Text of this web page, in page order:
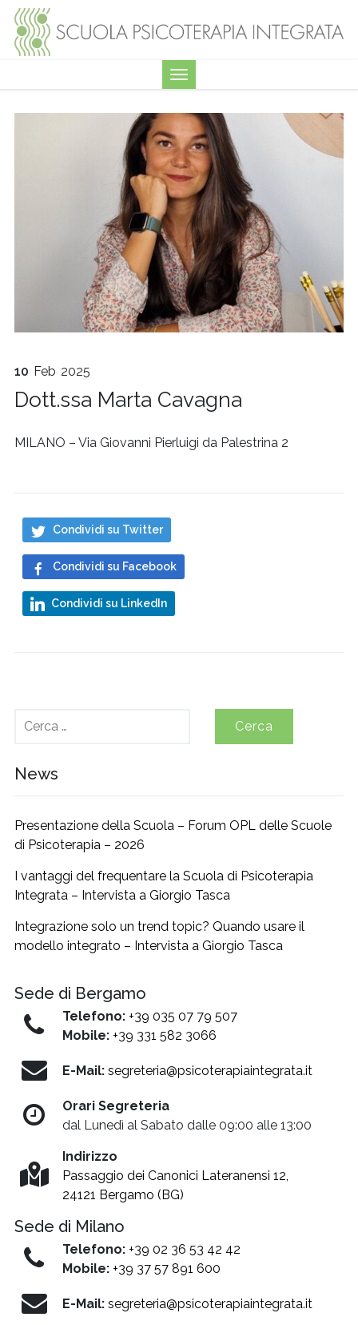
10 Feb 2025
Dott.ssa Marta Cavagna
MILANO – Via Giovanni Pierluigi da Palestrina 2
Condividi su Twitter
Condividi su Facebook
Condividi su LinkedIn
Ricerca
News
Presentazione della Scuola – Forum OPL delle Scuole
di Psicoterapia – 2026
I vantaggi del frequentare la Scuola di Psicoterapia
Integrata – Intervista a Giorgio Tasca
Integrazione solo un trend topic? Quando usare il
modello integrato – Intervista a Giorgio Tasca
Sede di Bergamo
Telefono: +39 035 07 79 507
Mobile: +39 331 582 3066
E-Mail: segreteria@psicoterapiaintegrata.it
Orari Segreteria
dal Lunedì al Sabato dalle 09:00 alle 13:00
Indirizzo
Passaggio dei Canonici Lateranensi 12,
24121 Bergamo (BG)
Sede di Milano
Telefono: +39 02 36 53 42 42
Mobile: +39 37 57 891 600
E-Mail: segreteria@psicoterapiaintegrata.it